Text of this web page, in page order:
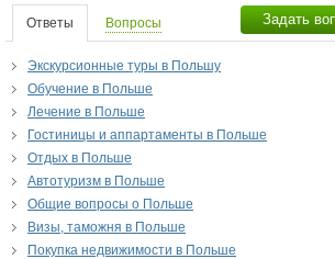
Ответы Вопросы Задать
Экскурсионные туры в Польшу
Обучение в Польше
Лечение в Польше
Гостиницы и аппартаменты в Польше
Отдых в Польше
Автотуризм в Польше
Общие вопросы о Польше
Визы, таможня в Польше
Покупка недвижимости в Польше